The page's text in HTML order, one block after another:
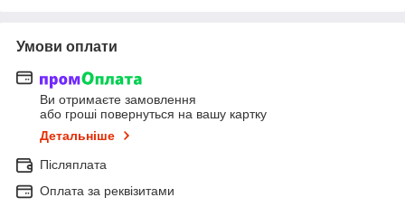
Умови оплати
Ви отримаєте замовлення
або гроші повернуться на вашу картку
Детальніше
Післяплата
Оплата за реквізитами